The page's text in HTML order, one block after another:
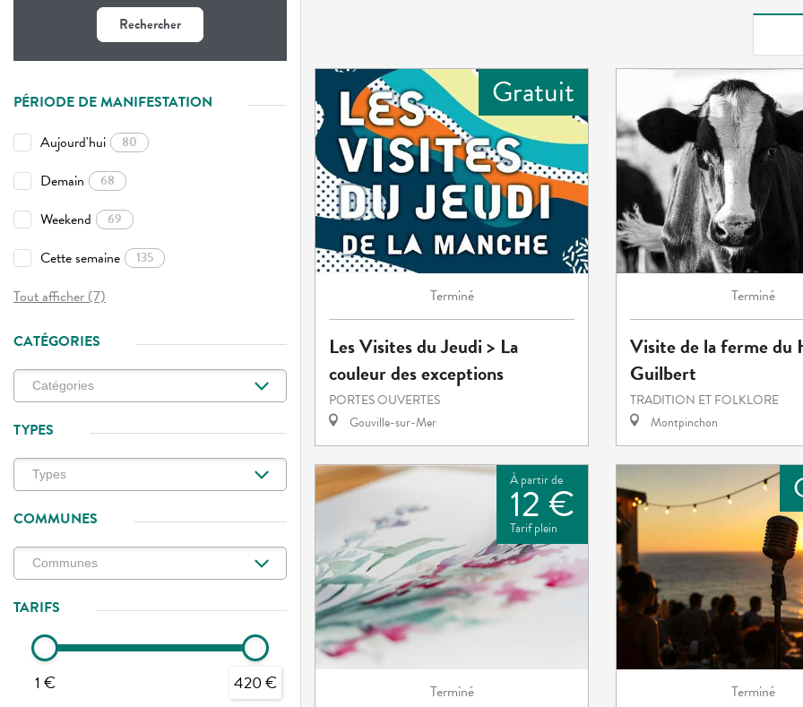
Rechercher
PÉRIODE DE MANIFESTATION
Aujourd'hui
80
Demain 68
Weekend 69
Cette semaine 135
Tout afficher (7)
CATÉGORIES
TYPES
COMMUNES
TARIFS
1 € 420 €
Gratuit
Terminé
Les Visites du Jeudi > La
couleur des exceptions
PORTES OUVERTES
Gouville-sur-Mer
Terminé
Visite de la ferme du
Guilbert
TRADITION ET FOLKLORE
Montpinchon
À partir de
12 €
Tarif plein
Terminé Terminé